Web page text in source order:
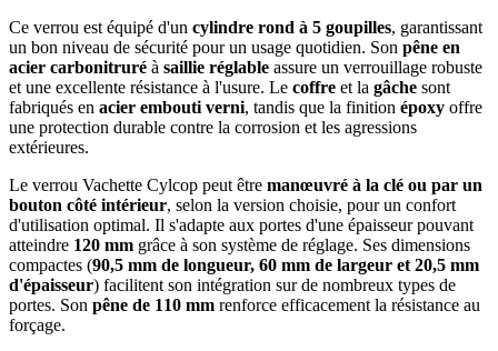
Ce verrou est équipé d'un cylindre rond à 5 goupilles, garantissant
un bon niveau de sécurité pour un usage quotidien. Son pêne en
acier carbonitruré à saillie réglable assure un verrouillage robuste
et une excellente résistance à l'usure. Le coffre et la gâche sont
fabriqués en acier embouti verni, tandis que la finition époxy offre
une protection durable contre la corrosion et les agressions
extérieures.
Le verrou Vachette Cylcop peut être manœuvré à la clé ou par un
bouton côté intérieur, selon la version choisie, pour un confort
d'utilisation optimal. Il s'adapte aux portes d'une épaisseur pouvant
atteindre 120 mm grâce à son système de réglage. Ses dimensions
compactes (90,5 mm de longueur, 60 mm de largeur et 20,5 mm
d'épaisseur) facilitent son intégration sur de nombreux types de
portes. Son pêne de 110 mm renforce efficacement la résistance au
forçage.